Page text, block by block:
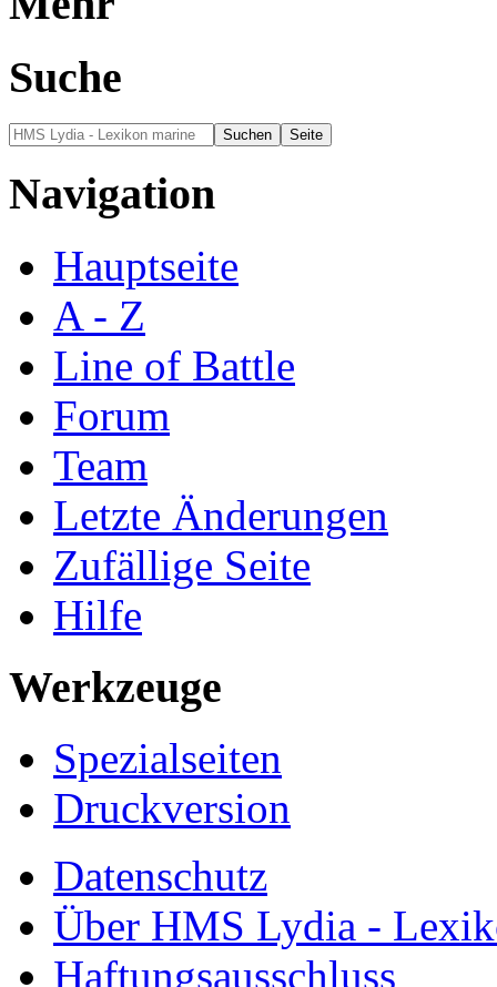
Suche
Navigation
Hauptseite
A - Z
Line of Battle
Forum
Team
Letzte Änderungen
Zufällige Seite
Hilfe
Werkzeuge
Spezialseiten
Druckversion
Datenschutz
Über HMS Lydia -
Haftungsausschluss